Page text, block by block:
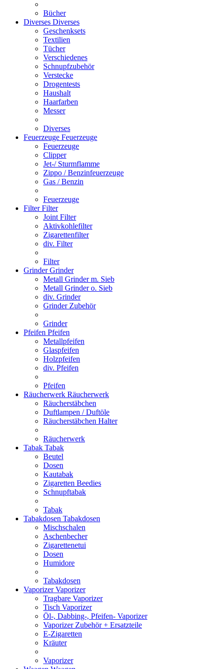
Bücher
Diverses Diverses
Geschenksets
Textilien
Tücher
Verschiedenes
Schnupfzubehör
Verstecke
Drogentests
Haushalt
Haarfarben
Messer
Diverses
Feuerzeuge Feuerzeuge
Feuerzeuge
Clipper
Jet-/ Sturmflamme
Zippo / Benzinfeuerzeuge
Gas / Benzin
Feuerzeuge
FilterFilter
Joint Filter
Aktivkohlefilter
Zigarettenfilter
div. Filter
Filter
GrinderGrinder
Metall Grinder m. Sieb
Metall Grinder o. Sieb
div. Grinder
Grinder Zubehör
Grinder
Pfeifen Pfeifen
Metallpfeifen
Glaspfeifen
Holzpfeifen
div. Pfeifen
Pfeifen
Räucherwerk Räucherwerk
Räucherstäbchen
Duftlampen / Duftöle
Räucherstäbchen Halter
Räucherwerk
Tabak Tabak
Beutel
Dosen
Kautabak
Zigaretten Beedies
Schnupftabak
Tabak
Tabakdosen Tabakdosen
Mischschalen
Aschenbecher
Zigarettenetui
Dosen
Humidore
Tabakdosen
VaporizerVaporizer
Tragbare Vaporizer
Tisch Vaporizer
Öl-, Dabbing-, Pfeifen- Vaporizer
Vaporizer Zubehör + Ersatzteile
E-Zigaretten
Kräuter
Vaporizer